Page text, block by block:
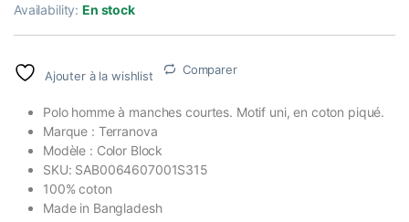
Availability:En stock
Ajouter à la wishlist Comparer
Polo homme à manches courtes. Motif uni, en coton piqué.
Marque : Terranova
Modèle : Color Block
SKU: SAB0064607001S315
100% coton
Made in Bangladesh